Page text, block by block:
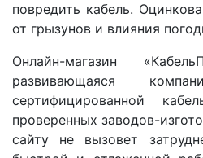
повредить кабель.
от грызунов и влияния
Онлайн-магазин
развивающаяся
сертифицированной
проверенных заводов-
сайту не вызовет